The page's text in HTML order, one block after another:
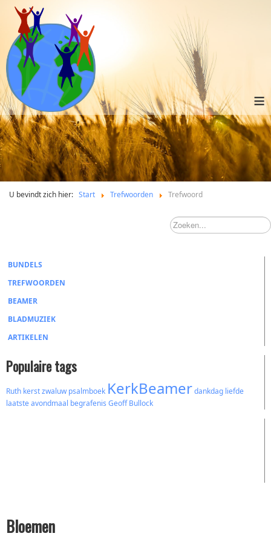
≡
U bevindt zich hier: Start Trefwoorden Trefwoord
BUNDELS
TREFWOORDEN
BEAMER
BLADMUZIEK
ARTIKELEN
Populaire tags
Ruth kerstzwaluw psalmboek KerkBeamerdankdag liefde
laatste avondmaal begrafenis Geoff Bullock
Bloemen